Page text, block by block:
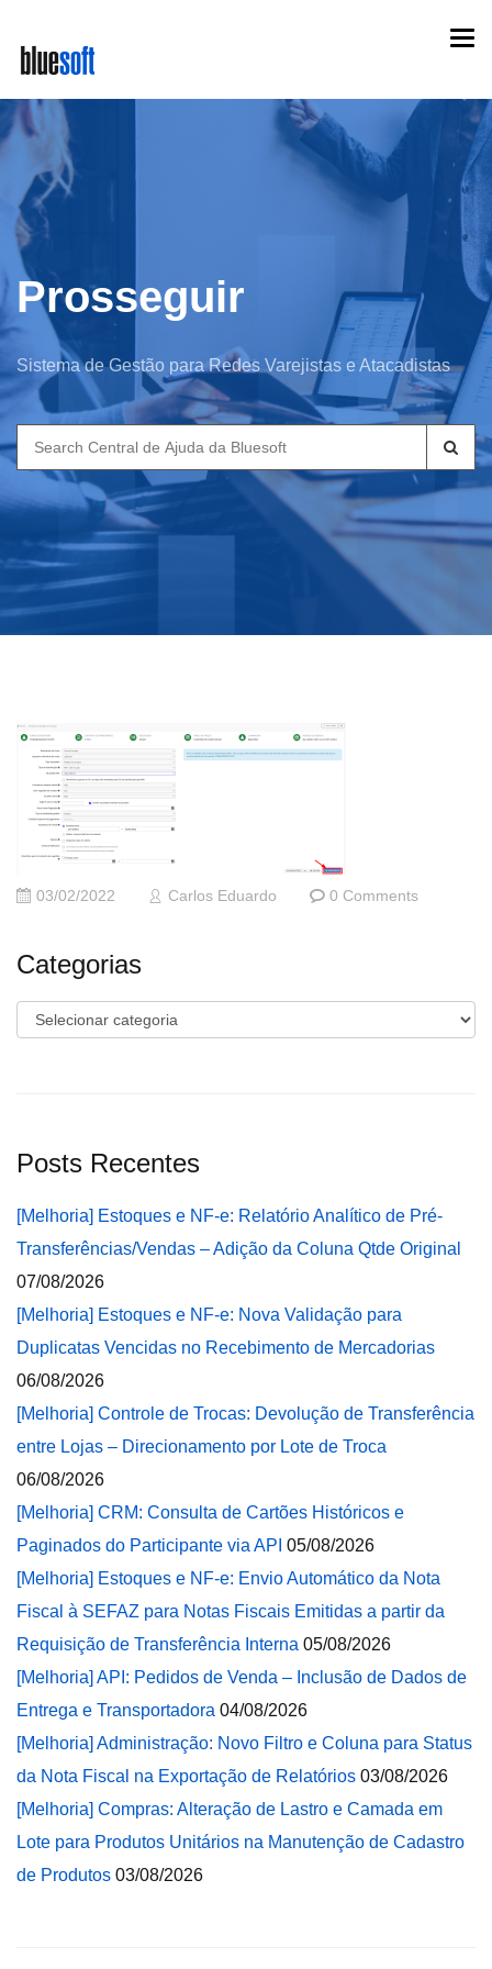
main
content
Prosseguir
Sistema de Gestão para Redes Varejistas e Atacadistas
Search
for:
03/02/2022 Carlos Eduardo 0 Comments
Categorias
Categorias
Posts Recentes
[Melhoria] Estoques e NF-e: Relatório Analítico de Pré-
Transferências/Vendas – Adição da Coluna Qtde Original
07/08/2026
[Melhoria] Estoques e NF-e: Nova Validação para
Duplicatas Vencidas no Recebimento de Mercadorias
06/08/2026
[Melhoria] Controle de Trocas: Devolução de Transferência
entre Lojas – Direcionamento por Lote de Troca
06/08/2026
[Melhoria] CRM: Consulta de Cartões Históricos e
Paginados do Participante via API 05/08/2026
[Melhoria] Estoques e NF-e: Envio Automático da Nota
Fiscal à SEFAZ para Notas Fiscais Emitidas a partir da
Requisição de Transferência Interna 05/08/2026
[Melhoria] API: Pedidos de Venda – Inclusão de Dados de
Entrega e Transportadora 04/08/2026
[Melhoria] Administração: Novo Filtro e Coluna para Status
da Nota Fiscal na Exportação de Relatórios 03/08/2026
[Melhoria] Compras: Alteração de Lastro e Camada em
Lote para Produtos Unitários na Manutenção de Cadastro
de Produtos 03/08/2026